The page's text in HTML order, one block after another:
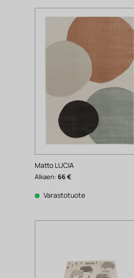
Matto LUCIA
Alkaen: 66€
Varastotuote